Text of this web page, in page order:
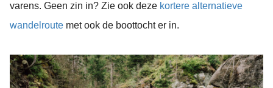
varens. Geen zin in? Zie ook deze kortere alternatieve
wandelroute met ook de boottocht er in.